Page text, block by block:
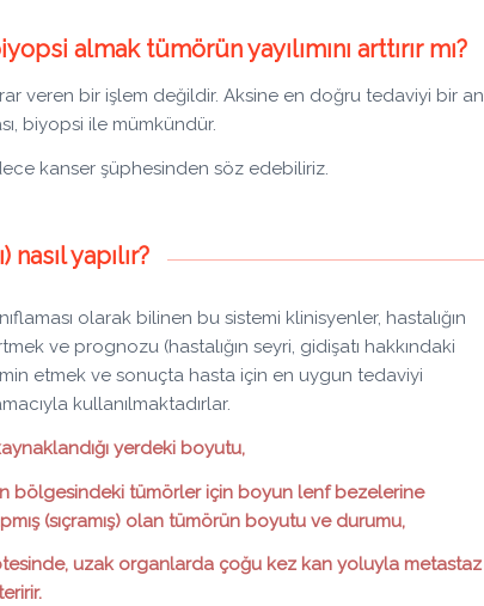
almak tümörün yayılımını arttırır mı?
veren bir işlem değildir. Aksine en doğru tedaviyi bir an
biyopsi ile mümkündür.
kanser şüphesinden söz edebiliriz.
yapılır?
olarak bilinen bu sistemi klinisyenler, hastalığın
ve prognozu (hastalığın seyri, gidişatı hakkındaki
etmek ve sonuçta hasta için en uygun tedaviyi
kullanılmaktadırlar.
yerdeki boyutu,
bölgesindeki tümörler için boyun lenf bezelerine
(sıçramış) olan tümörün boyutu ve durumu,
uzak organlarda çoğu kez kan yoluyla metastaz